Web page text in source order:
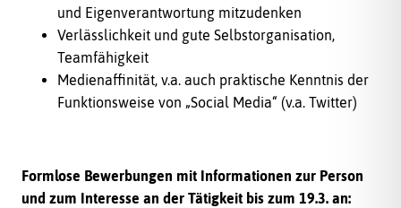
und Eigenverantwortung mitzudenken
Verlässlichkeit und gute Selbstorganisation,
Teamfähigkeit
Medienaffinität, v.a. auch praktische Kenntnis der
Funktionsweise von „Social Media“ (v.a. Twitter)
Formlose Bewerbungen mit Informationen zur Person
und zum Interesse an der Tätigkeit bis zum 19.3. an: